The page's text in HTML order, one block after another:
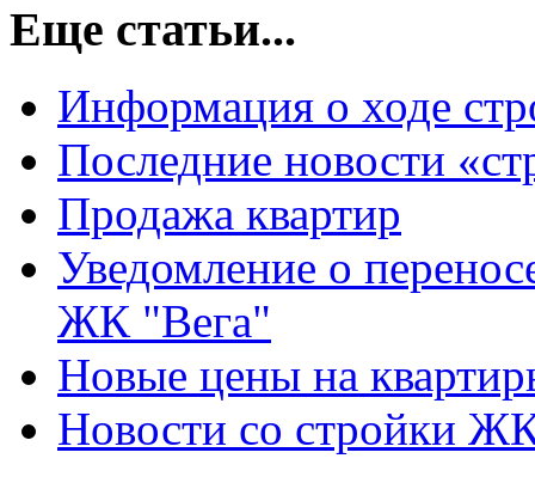
Еще статьи...
Информация о ходе
Последние новости
Продажа квартир
Уведомление о
ЖК "Вега"
Новые цены на
Новости со стройки